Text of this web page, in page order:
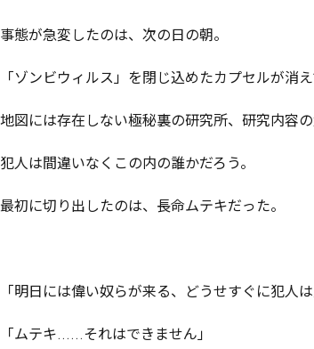
事態が急変したのは、次の日の朝。
「ゾンビウィルス」を閉じ込めたカプセルが消え
地図には存在しない極秘裏の研究所、研究内容
犯人は間違いなくこの内の誰かだろう。
最初に切り出したのは、長命ムテキだった。
「明日には偉い奴らが来る、どうせすぐに犯人
「ムテキ……それはできません」